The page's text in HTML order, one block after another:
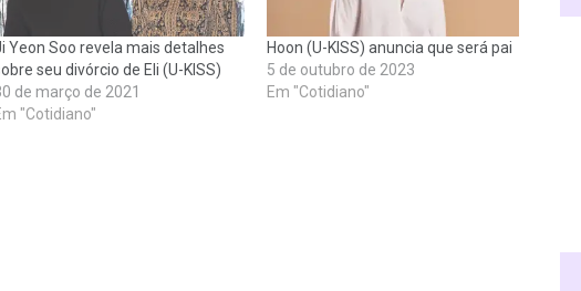
Yeon Soo revela mais detalhes
seu divórcio de Eli (U-KISS)
de março de 2021
"Cotidiano"
Hoon (U-KISS) anuncia que será pai
5 de outubro de 2023
Em "Cotidiano"